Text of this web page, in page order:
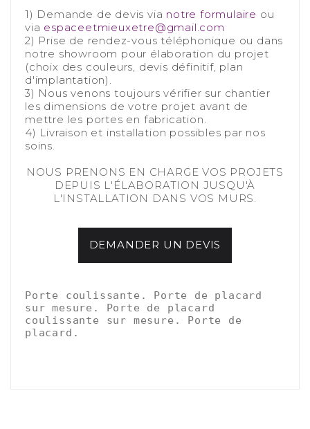
1) Demande de devis via notre formulaire ou
via espaceetmieuxetre@gmail.com
2) Prise de rendez-vous téléphonique ou dans
notre showroom pour élaboration du projet
(choix des couleurs, devis définitif, plan
d'implantation).
3) Nous venons toujours vérifier sur chantier
les dimensions de votre projet avant de
mettre les portes en fabrication.
4) Livraison et installation possibles par nos
soins.
NOUS PRENONS EN CHARGE VOS PROJETS
DEPUIS L'ÉLABORATION JUSQU'À
L'INSTALLATION DANS VOS MURS.
DEMANDER UN DEVIS
Porte coulissante. Porte de placard
sur mesure. Porte de placard
coulissante sur mesure. Porte de
placard.